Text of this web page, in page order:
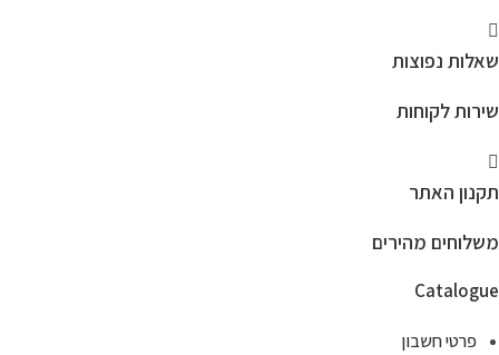
שאלות נפוצות
שירות לקוחות
תקנון האתר
משלוחים מהירים
Catalogue
פרטי חשבון